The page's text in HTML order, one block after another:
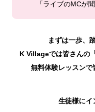
「ライブのMCが
まずは一歩、
K Villageでは皆さんの
無料体験レッスンで
生徒様にイ